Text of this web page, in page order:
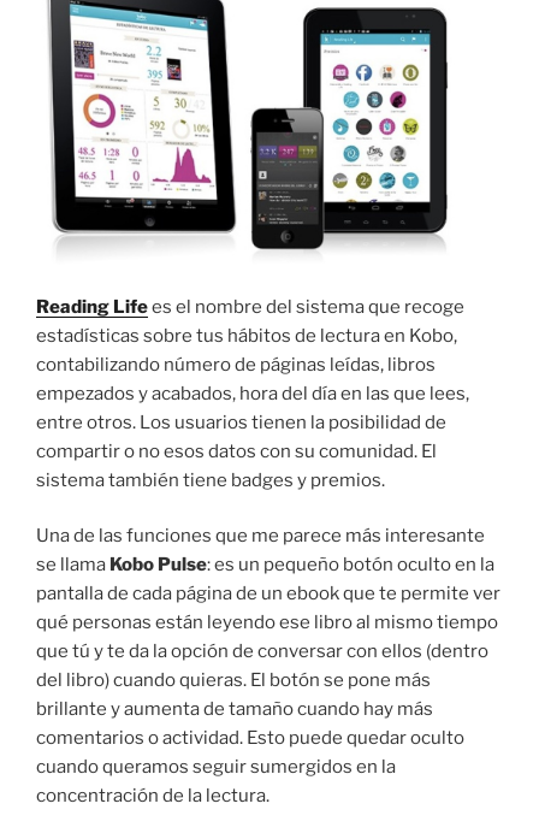
Reading Lifees el nombre del sistema que recoge
estadísticas sobre tus hábitos de lectura en Kobo,
contabilizando número de páginas leídas, libros
empezados y acabados, hora del día en las que lees,
entre otros. Los usuarios tienen la posibilidad de
compartir o no esos datos con su comunidad. El
sistema también tiene badges y premios.
Una de las funciones que me parece más interesante
se llama Kobo Pulse: es un pequeño botón oculto en la
pantalla de cada página de un ebook que te permite ver
qué personas están leyendo ese libro al mismo tiempo
que tú y te da la opción de conversar con ellos (dentro
del libro) cuando quieras. El botón se pone más
brillante y aumenta de tamaño cuando hay más
comentarios o actividad. Esto puede quedar oculto
cuando queramos seguir sumergidos en la
concentración de la lectura.